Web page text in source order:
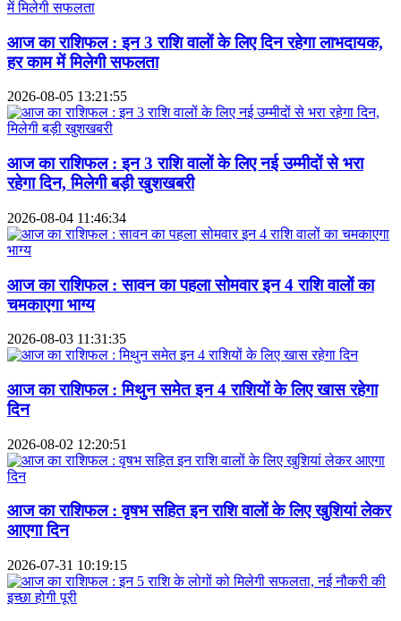
आज का राशिफल : इन 3 राशि वालों के लिए दिन रहेगा लाभदायक,
हर काम में मिलेगी सफलता
2026-08-05 13:21:55
आज का राशिफल : इन 3 राशि वालों के लिए नई उम्मीदों से भरा
रहेगा दिन, मिलेगी बड़ी खुशखबरी
2026-08-04 11:46:34
आज का राशिफल : सावन का पहला सोमवार इन 4 राशि वालों का
चमकाएगा भाग्य
2026-08-03 11:31:35
आज का राशिफल : मिथुन समेत इन 4 राशियों के लिए खास रहेगा
दिन
2026-08-02 12:20:51
आज का राशिफल : वृषभ सहित इन राशि वालों के लिए खुशियां लेकर
आएगा दिन
2026-07-31 10:19:15